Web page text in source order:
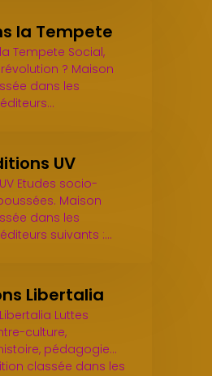
la Tempete
Tempete Social,
? Maison
dans les
UV
Etudes socio-
Maison
dans les
suivants :…
Libertalia
Luttes
culture,
pédagogie...
classée dans les